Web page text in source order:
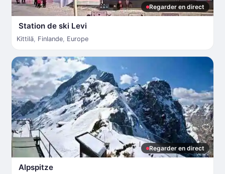
Regarder en direct
Station de ski Levi
Kittilä, Finlande, Europe
Regarder en direct
Alpspitze